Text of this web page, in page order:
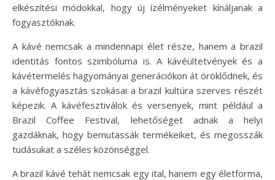
elkészítési módokkal, hogy új ízélményeket kínáljanak a
fogyasztóknak.
A kávé nemcsak a mindennapi élet része, hanem a brazil
identitás fontos szimbóluma is. A kávéültetvények és a
kávétermelés hagyományai generációkon át öröklődnek, és
a kávéfogyasztás szokásai a brazil kultúra szerves részét
képezik. A kávéfesztiválok és versenyek, mint például a
Brazil Coffee Festival, lehetőséget adnak a helyi
gazdáknak, hogy bemutassák termékeiket, és megosszák
tudásukat a széles közönséggel.
A brazil kávé tehát nemcsak egy ital, hanem egy életforma,